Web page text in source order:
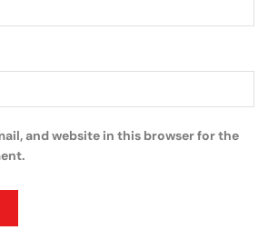
and website in this browser for the